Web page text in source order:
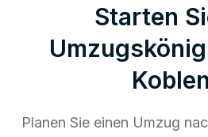
Starten
Planen Sie einen Umzug